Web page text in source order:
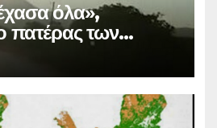
όλα»,
πατέρας των